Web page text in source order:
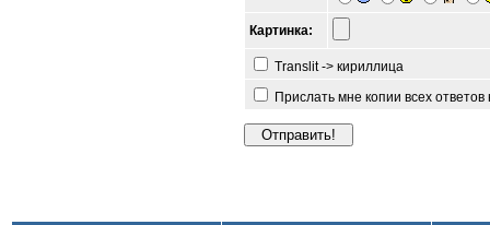
Картинка:
Translit -> кириллица
Прислать мне копии всех